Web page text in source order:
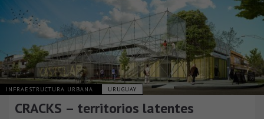
INFRAESTRUCTURA URBANA URUGUAY
CRACKS – territorios latentes